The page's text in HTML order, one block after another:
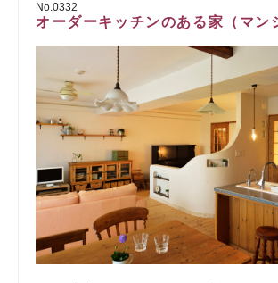
No.0332
オーダーキッチンのある家（マン